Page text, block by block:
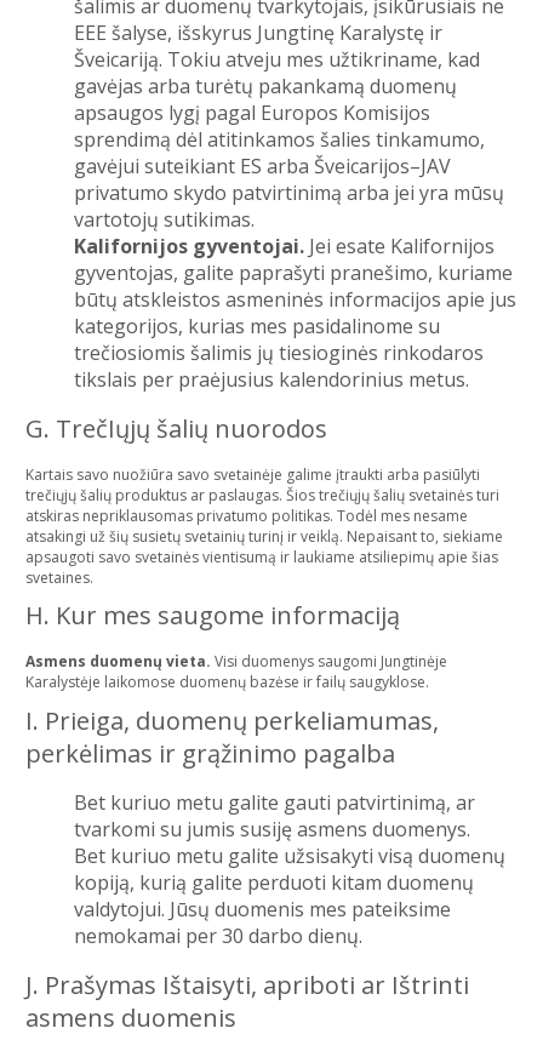
šalimis ar duomenų tvarkytojais, įsikūrusiais ne
EEE šalyse, išskyrus Jungtinę Karalystę ir
Šveicariją. Tokiu atveju mes užtikriname, kad
gavėjas arba turėtų pakankamą duomenų
apsaugos lygį pagal Europos Komisijos
sprendimą dėl atitinkamos šalies tinkamumo,
gavėjui suteikiant ES arba Šveicarijos–JAV
privatumo skydo patvirtinimą arba jei yra mūsų
vartotojų sutikimas.
Kalifornijos gyventojai. Jei esate Kalifornijos
gyventojas, galite paprašyti pranešimo, kuriame
būtų atskleistos asmeninės informacijos apie jus
kategorijos, kurias mes pasidalinome su
trečiosiomis šalimis jų tiesioginės rinkodaros
tikslais per praėjusius kalendorinius metus.
G. TrečIųjų šalių nuorodos
Kartais savo nuožiūra savo svetainėje galime įtraukti arba pasiūlyti
trečiųjų šalių produktus ar paslaugas. Šios trečiųjų šalių svetainės turi
atskiras nepriklausomas privatumo politikas. Todėl mes nesame
atsakingi už šių susietų svetainių turinį ir veiklą. Nepaisant to, siekiame
apsaugoti savo svetainės vientisumą ir laukiame atsiliepimų apie šias
svetaines.
H. Kur mes saugome informaciją
Asmens duomenų vieta. Visi duomenys saugomi Jungtinėje
Karalystėje laikomose duomenų bazėse ir failų saugyklose.
I. Prieiga, duomenų perkeliamumas,
perkėlimas ir grąžinimo pagalba
Bet kuriuo metu galite gauti patvirtinimą, ar
tvarkomi su jumis susiję asmens duomenys.
Bet kuriuo metu galite užsisakyti visą duomenų
kopiją, kurią galite perduoti kitam duomenų
valdytojui. Jūsų duomenis mes pateiksime
nemokamai per 30 darbo dienų.
J. Prašymas Ištaisyti, apriboti ar Ištrinti
asmens duomenis